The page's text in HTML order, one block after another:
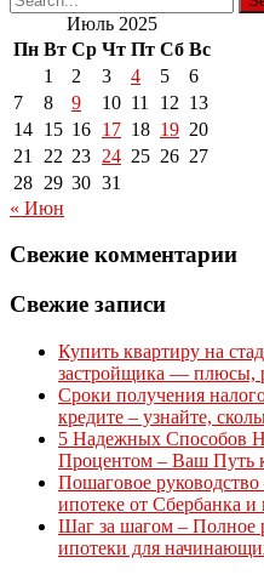
Июль 2025
Пн Вт Ср Чт Пт Сб Вс
1
2 3 4 5
6
7
8 9 10 11 12 13
14 15 16 17 18 19 20
21
22 23 24 25 26 27
28 29 30 31
« Июн
Свежие комментарии
Свежие записи
Купить квартиру на
застройщика — плюсы,
Сроки получения
кредите – узнайте,
5 Надежных Способов
Процентом – Ваш Путь
Пошаговое
ипотеке от Сбербанка
Шаг за шагом – Полное
ипотеки для